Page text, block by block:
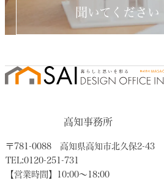
聞いてください
高知事務所
〒781-0088 高知県高知市北久保2-43
TEL:0120-251-731
【営業時間】10:00〜18:00